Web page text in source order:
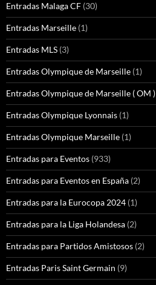
Entradas Malaga CF (30)
Entradas Marseille (1)
Entradas MLS (3)
Entradas Olympique de Marseille (1)
Entradas Olympique de Marseille ( OM )
Entradas Olympique Lyonnais (1)
Entradas Olympique Marseille (1)
Entradas para Eventos (933)
Entradas para Eventos en España (2)
Entradas para la Eurocopa 2024 (1)
Entradas para la Liga Holandesa (2)
Entradas para Partidos Amistosos (2)
Entradas Paris Saint Germain (9)